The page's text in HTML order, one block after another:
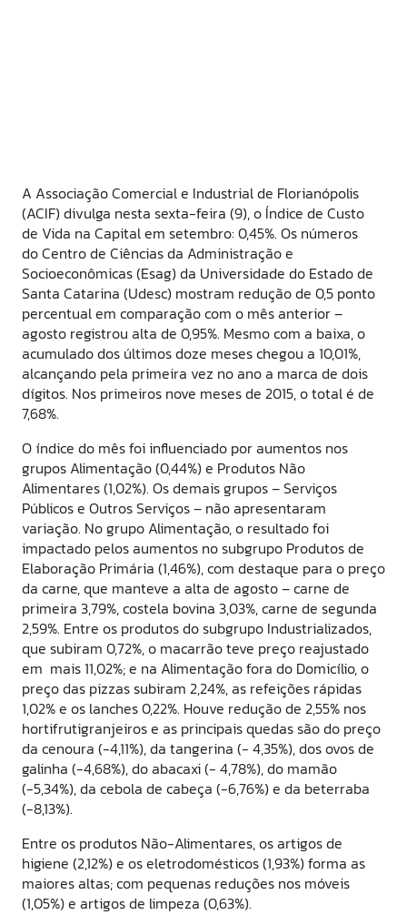
A Associação Comercial e Industrial de Florianópolis
(ACIF) divulga nesta sexta-feira (9), o Índice de Custo
de Vida na Capital em setembro: 0,45%. Os números
do Centro de Ciências da Administração e
Socioeconômicas (Esag) da Universidade do Estado de
Santa Catarina (Udesc) mostram redução de 0,5 ponto
percentual em comparação com o mês anterior –
agosto registrou alta de 0,95%. Mesmo com a baixa, o
acumulado dos últimos doze meses chegou a 10,01%,
alcançando pela primeira vez no ano a marca de dois
dígitos. Nos primeiros nove meses de 2015, o total é de
7,68%.
O índice do mês foi influenciado por aumentos nos
grupos Alimentação (0,44%) e Produtos Não
Alimentares (1,02%). Os demais grupos – Serviços
Públicos e Outros Serviços – não apresentaram
variação. No grupo Alimentação, o resultado foi
impactado pelos aumentos no subgrupo Produtos de
Elaboração Primária (1,46%), com destaque para o preço
da carne, que manteve a alta de agosto – carne de
primeira 3,79%, costela bovina 3,03%, carne de segunda
2,59%. Entre os produtos do subgrupo Industrializados,
que subiram 0,72%, o macarrão teve preço reajustado
em mais 11,02%; e na Alimentação fora do Domicílio, o
preço das pizzas subiram 2,24%, as refeições rápidas
1,02% e os lanches 0,22%. Houve redução de 2,55% nos
hortifrutigranjeiros e as principais quedas são do preço
da cenoura (-4,11%), da tangerina (- 4,35%), dos ovos de
galinha (-4,68%), do abacaxi (- 4,78%), do mamão
(-5,34%), da cebola de cabeça (-6,76%) e da beterraba
(-8,13%).
Entre os produtos Não-Alimentares, os artigos de
higiene (2,12%) e os eletrodomésticos (1,93%) forma as
maiores altas; com pequenas reduções nos móveis
(1,05%) e artigos de limpeza (0,63%).